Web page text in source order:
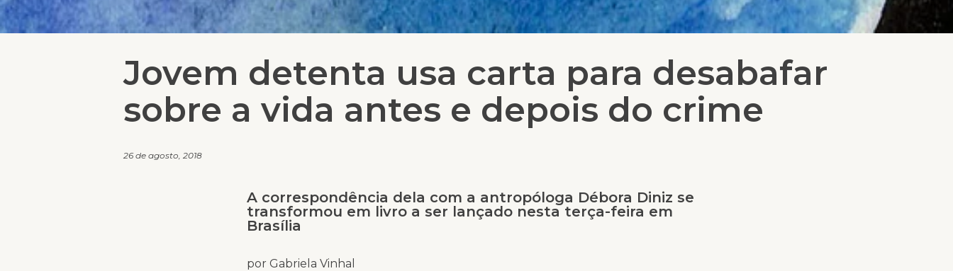
Jovem detenta usa carta para desabafar
sobre a vida antes e depois do crime
26 de agosto, 2018
A correspondência dela com a antropóloga Débora Diniz se
transformou em livro a ser lançado nesta terça-feira em
Brasília
por Gabriela Vinhal